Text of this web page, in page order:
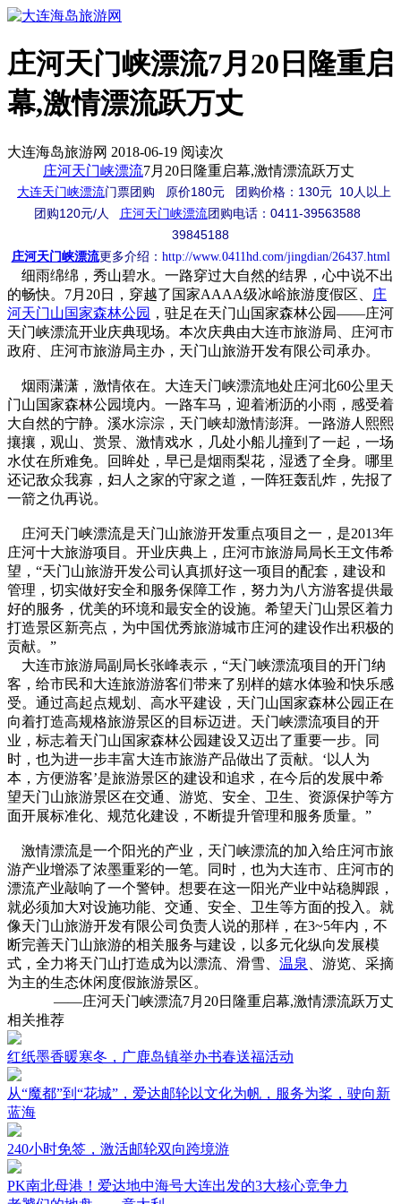
庄河天门峡漂流7月20日隆重启
幕,激情漂流跃万丈
大连海岛旅游网 2018-06-19 阅读次
庄河天门峡漂流7月20日隆重启幕,激情漂流跃万丈
大连天门峡漂流门票团购 原价180元 团购价格：130元 10人以上
团购120元/人 庄河天门峡漂流团购电话：0411-39563588
39845188
庄河天门峡漂流更多介绍： http://www.0411hd.com/jingdian/26437.html
细雨绵绵，秀山碧水。一路穿过大自然的结界，心中说不出
的畅快。7月20日，穿越了国家AAAA级冰峪旅游度假区、
庄
河天门山国家森林公园 ，驻足在天门山国家森林公园——庄河
天门峡漂流开业庆典现场。本次庆典由大连市旅游局、庄河市
政府、庄河市旅游局主办，天门山旅游开发有限公司承办。
烟雨潇潇，激情依在。大连天门峡漂流地处庄河北60公里天
门山国家森林公园境内。一路车马，迎着淅沥的小雨，感受着
大自然的宁静。溪水淙淙，天门峡却激情澎湃。一路游人熙熙
攘攘，观山、赏景、激情戏水，几处小船儿撞到了一起，一场
水仗在所难免。回眸处，早已是烟雨梨花，湿透了全身。哪里
还记敌众我寡，妇人之家的守家之道，一阵狂轰乱炸，先报了
一箭之仇再说。
庄河天门峡漂流是天门山旅游开发重点项目之一，是2013年
庄河十大旅游项目。开业庆典上，庄河市旅游局局长王文伟希
望，“天门山旅游开发公司认真抓好这一项目的配套，建设和
管理，切实做好安全和服务保障工作，努力为八方游客提供最
好的服务，优美的环境和最安全的设施。希望天门山景区着力
打造景区新亮点，为中国优秀旅游城市庄河的建设作出积极的
贡献。”
大连市旅游局副局长张峰表示，“天门峡漂流项目的开门纳
客，给市民和大连旅游游客们带来了别样的嬉水体验和快乐感
受。通过高起点规划、高水平建设，天门山国家森林公园正在
向着打造高规格旅游景区的目标迈进。天门峡漂流项目的开
业，标志着天门山国家森林公园建设又迈出了重要一步。同
时，也为进一步丰富大连市旅游产品做出了贡献。‘以人为
本，方便游客’是旅游景区的建设和追求，在今后的发展中希
望天门山旅游景区在交通、游览、安全、卫生、资源保护等方
面开展标准化、规范化建设，不断提升管理和服务质量。”
激情漂流是一个阳光的产业，天门峡漂流的加入给庄河市旅
游产业增添了浓墨重彩的一笔。同时，也为大连市、庄河市的
漂流产业敲响了一个警钟。想要在这一阳光产业中站稳脚跟，
就必须加大对设施功能、交通、安全、卫生等方面的投入。就
像天门山旅游开发有限公司负责人说的那样，在3~5年内，不
断完善天门山旅游的相关服务与建设，以多元化纵向发展模
式，全力将天门山打造成为以漂流、滑雪、 温泉
、游览、采摘
为主的生态休闲度假旅游景区。
——庄河天门峡漂流7月20日隆重启幕,激情漂流跃万丈
相关推荐
红纸墨香暖寒冬，广鹿岛镇举办书春送福活动
从“魔都”到“花城”，爱达邮轮以文化为帆，服务为桨，驶向新
蓝海
240小时免签，激活邮轮双向跨境游
PK南北母港！爱达地中海号大连出发的3大核心竞争力